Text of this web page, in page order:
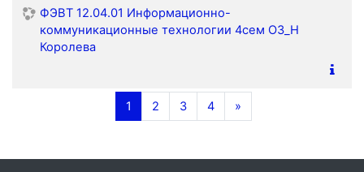
ФЭВТ 12.04.01 Информационно-
коммуникационные технологии 4сем ОЗ_Н
Королева
1 (текущая)
2 3 4 »Далее